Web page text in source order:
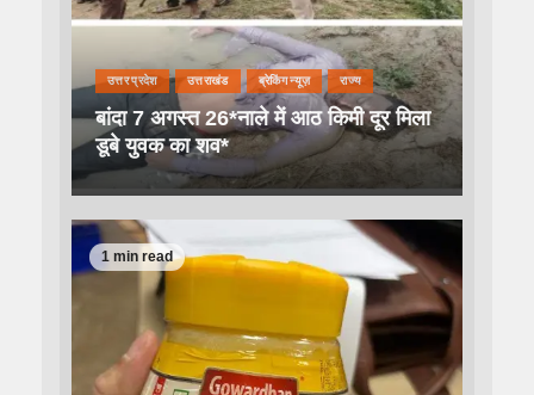
उत्तर प्रदेश उत्तराखंड ब्रेकिंग न्यूज़ राज्य
बांदा 7 अगस्त 26*नाले में आठ किमी दूर मिला
डूबे युवक का शव*
1 min read